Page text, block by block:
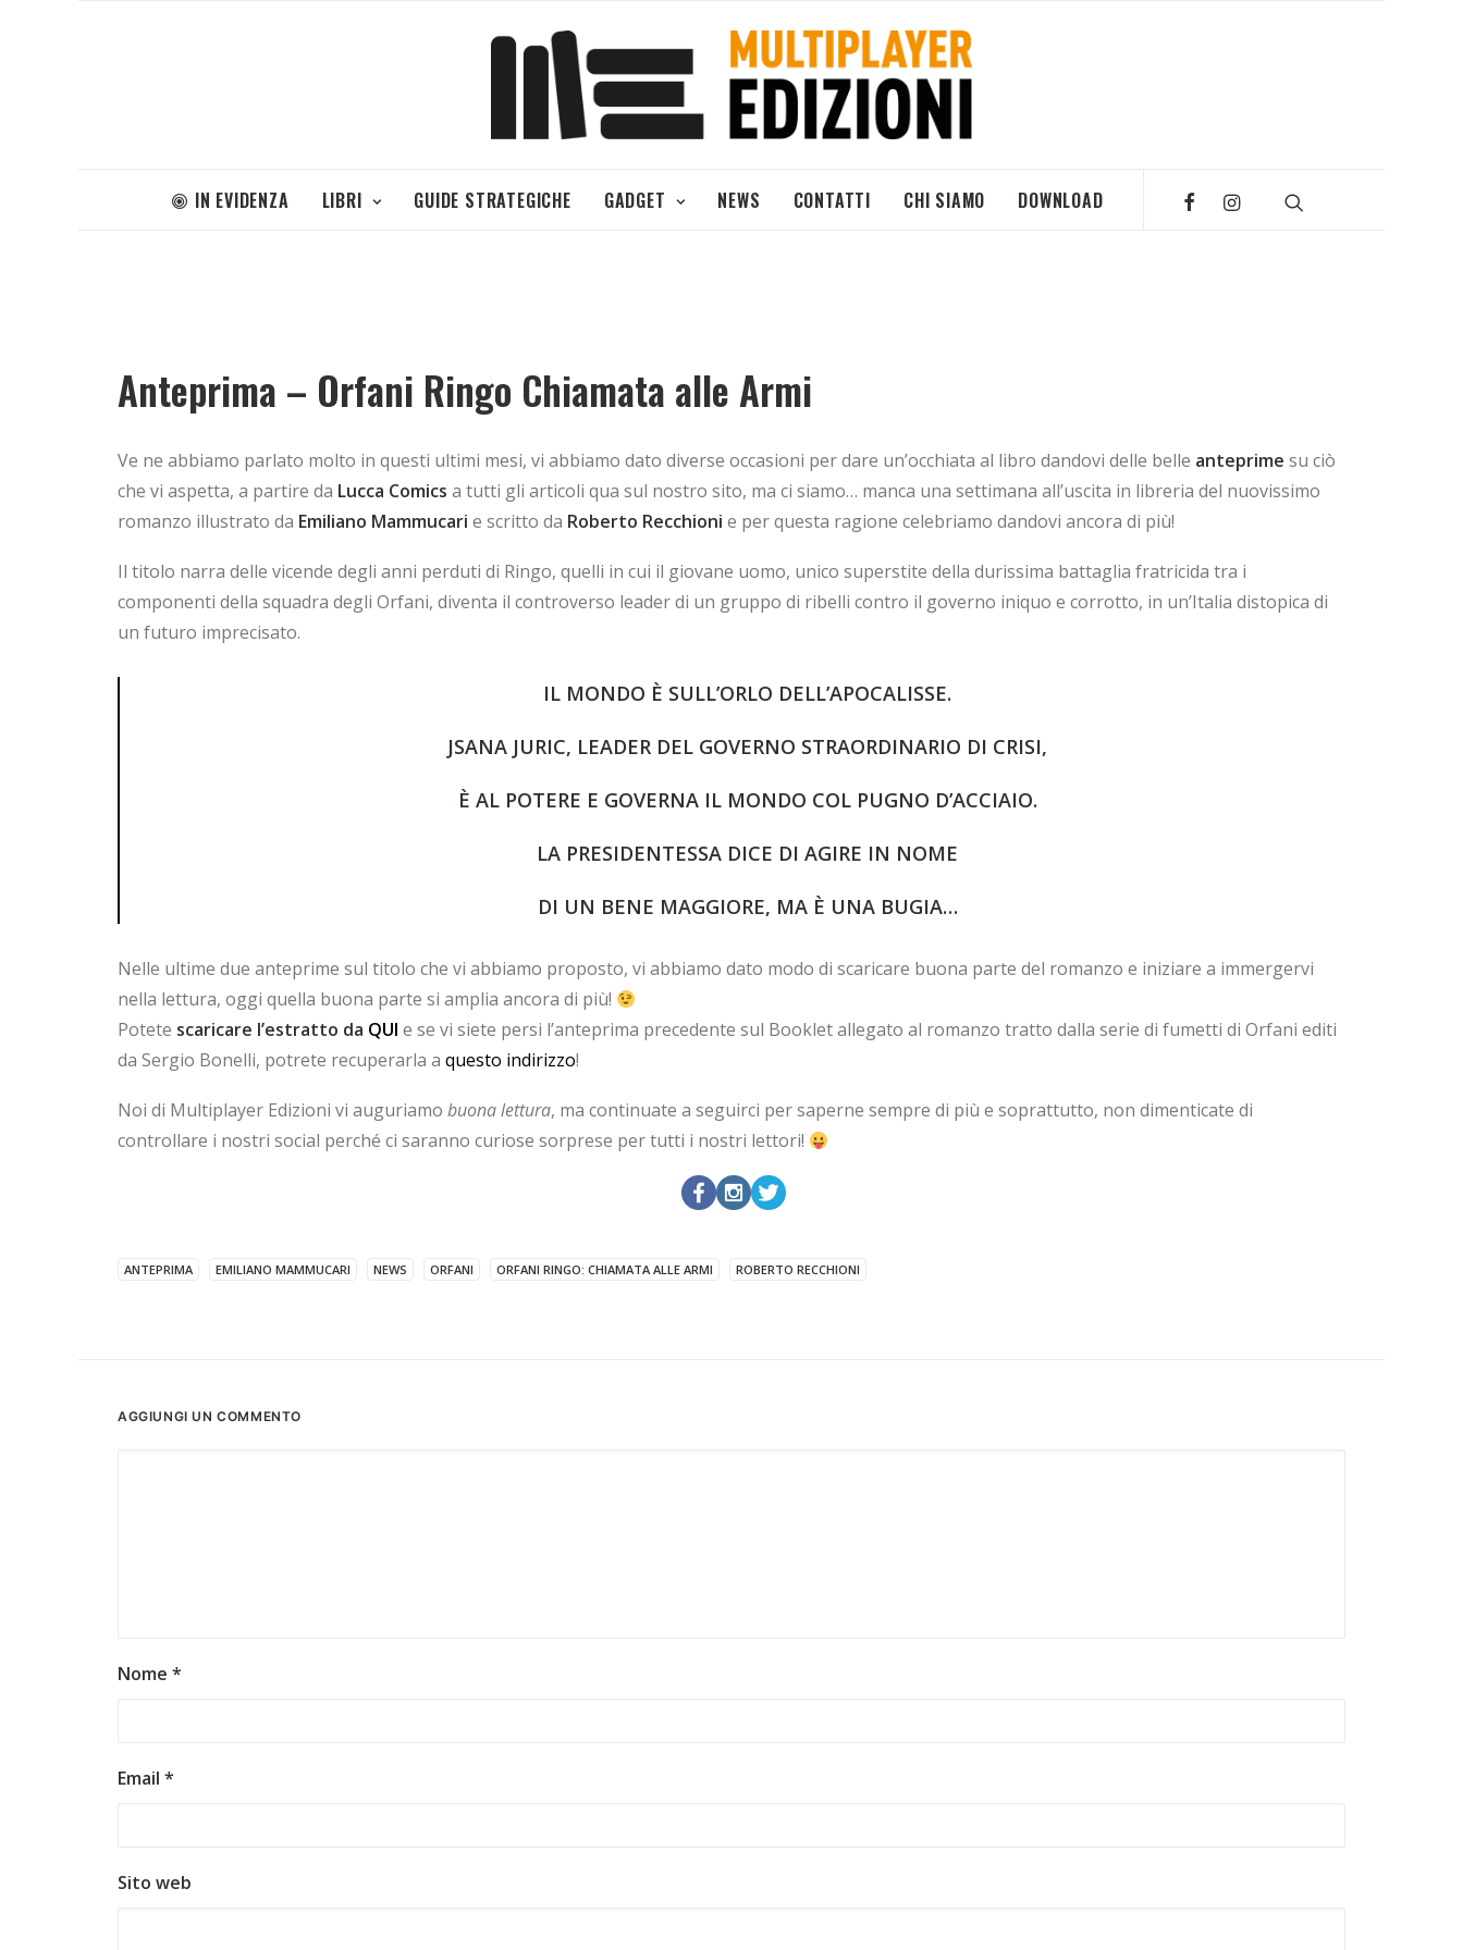
IN EVIDENZA LIBRI GUIDE STRATEGICHE GADGET NEWS CONTATTI CHI SIAMO DOWNLOAD
Anteprima – Orfani Ringo Chiamata alle Armi
Ve ne abbiamo parlato molto in questi ultimi mesi, vi abbiamo dato diverse occasioni per dare un’occhiata al libro dandovi delle belle anteprime su ciò
che vi aspetta, a partire da Lucca Comics a tutti gli articoli qua sul nostro sito, ma ci siamo… manca una settimana all’uscita in libreria del nuovissimo
romanzo illustrato da Emiliano Mammucari e scritto da Roberto Recchioni e per questa ragione celebriamo dandovi ancora di più!
Il titolo narra delle vicende degli anni perduti di Ringo, quelli in cui il giovane uomo, unico superstite della durissima battaglia fratricida tra i
componenti della squadra degli Orfani, diventa il controverso leader di un gruppo di ribelli contro il governo iniquo e corrotto, in un’Italia distopica di
un futuro imprecisato.
IL MONDO È SULL’ORLO DELL’APOCALISSE.
JSANA JURIC, LEADER DEL GOVERNO STRAORDINARIO DI CRISI,
È AL POTERE E GOVERNA IL MONDO COL PUGNO D’ACCIAIO.
LA PRESIDENTESSA DICE DI AGIRE IN NOME
DI UN BENE MAGGIORE, MA È UNA BUGIA…
Nelle ultime due anteprime sul titolo che vi abbiamo proposto, vi abbiamo dato modo di scaricare buona parte del romanzo e iniziare a immergervi
nella lettura, oggi quella buona parte si amplia ancora di più!
Potete scaricare l’estratto da QUI e se vi siete persi l’anteprima precedente sul Booklet allegato al romanzo tratto dalla serie di fumetti di Orfani editi
da Sergio Bonelli, potrete recuperarla a questo indirizzo!
Noi di Multiplayer Edizioni vi auguriamo buona lettura, ma continuate a seguirci per saperne sempre di più e soprattutto, non dimenticate di
controllare i nostri social perché ci saranno curiose sorprese per tutti i nostri lettori!
ANTEPRIMA EMILIANO MAMMUCARI NEWS ORFANI ORFANI RINGO: CHIAMATA ALLE ARMI ROBERTO RECCHIONI
AGGIUNGI UN COMMENTO
Nome *
Email *
Sito web